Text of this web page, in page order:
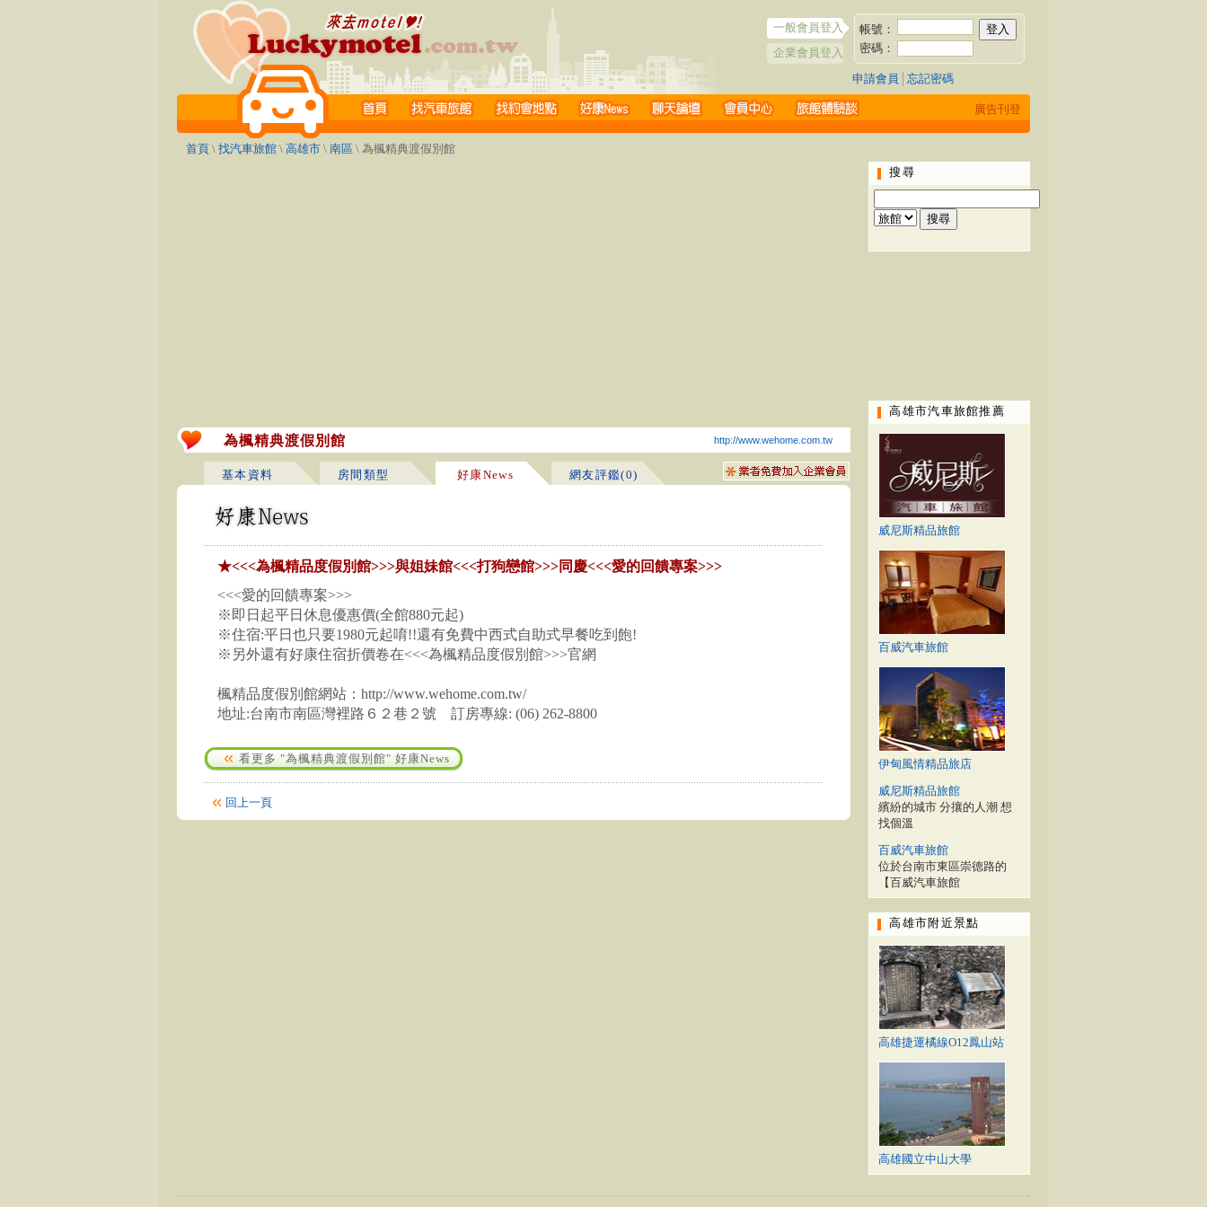
一般會員登入
企業會員登入
帳號：
密碼：
申請會員 忘記密碼
廣告刊登
首頁 \ 找汽車旅館 \ 高雄市 \ 南區 \ 為楓精典渡假別館
為楓精典渡假別館 http://www.wehome.com.tw
基本資料 房間類型 好康News 網友評鑑(0)
★<<<為楓精品度假別館>>>與姐妹館<<<打狗戀館>>>同慶<<<愛的回饋專案>>>
<<<愛的回饋專案>>>
※即日起平日休息優惠價(全館880元起)
※住宿:平日也只要1980元起唷!!還有免費中西式自助式早餐吃到飽!
※另外還有好康住宿折價卷在<<<為楓精品度假別館>>>官網
楓精品度假別館網站：http://www.wehome.com.tw/
地址:台南市南區灣裡路６２巷２號 訂房專線: (06) 262-8800
看更多 "為楓精典渡假別館" 好康News
回上一頁
搜尋
高雄市汽車旅館推薦
威尼斯精品旅館
百威汽車旅館
伊甸風情精品旅店
威尼斯精品旅館
繽紛的城市 分攘的人潮 想
找個溫
百威汽車旅館
位於台南市東區崇德路的
【百威汽車旅館
高雄市附近景點
高雄捷運橘線O12鳳山站
高雄國立中山大學